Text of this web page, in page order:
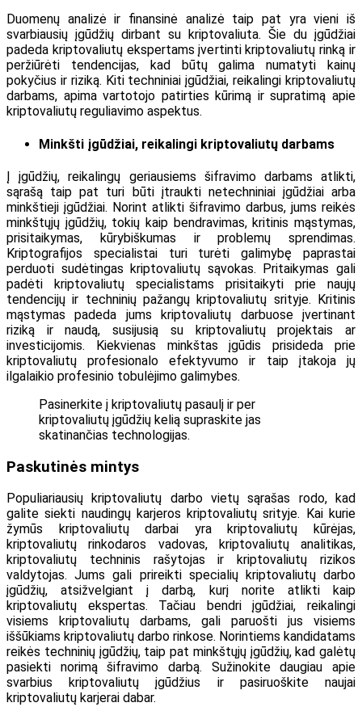
Duomenų analizė ir finansinė analizė taip pat yra vieni iš
svarbiausių įgūdžių dirbant su kriptovaliuta. Šie du įgūdžiai
padeda kriptovaliutų ekspertams įvertinti kriptovaliutų rinką ir
peržiūrėti tendencijas, kad būtų galima numatyti kainų
pokyčius ir riziką. Kiti techniniai įgūdžiai, reikalingi kriptovaliutų
darbams, apima vartotojo patirties kūrimą ir supratimą apie
kriptovaliutų reguliavimo aspektus.
Minkšti įgūdžiai, reikalingi kriptovaliutų darbams
Į įgūdžių, reikalingų geriausiems šifravimo darbams atlikti,
sąrašą taip pat turi būti įtraukti netechniniai įgūdžiai arba
minkštieji įgūdžiai. Norint atlikti šifravimo darbus, jums reikės
minkštųjų įgūdžių, tokių kaip bendravimas, kritinis mąstymas,
prisitaikymas, kūrybiškumas ir problemų sprendimas.
Kriptografijos specialistai turi turėti galimybę paprastai
perduoti sudėtingas kriptovaliutų sąvokas. Pritaikymas gali
padėti kriptovaliutų specialistams prisitaikyti prie naujų
tendencijų ir techninių pažangų kriptovaliutų srityje. Kritinis
mąstymas padeda jums kriptovaliutų darbuose įvertinant
riziką ir naudą, susijusią su kriptovaliutų projektais ar
investicijomis. Kiekvienas minkštas įgūdis prisideda prie
kriptovaliutų profesionalo efektyvumo ir taip įtakoja jų
ilgalaikio profesinio tobulėjimo galimybes.
Pasinerkite į kriptovaliutų pasaulį ir per
kriptovaliutų įgūdžių kelią supraskite jas
skatinančias technologijas.
Paskutinės mintys
Populiariausių kriptovaliutų darbo vietų sąrašas rodo, kad
galite siekti naudingų karjeros kriptovaliutų srityje. Kai kurie
žymūs kriptovaliutų darbai yra kriptovaliutų kūrėjas,
kriptovaliutų rinkodaros vadovas, kriptovaliutų analitikas,
kriptovaliutų techninis rašytojas ir kriptovaliutų rizikos
valdytojas. Jums gali prireikti specialių kriptovaliutų darbo
įgūdžių, atsižvelgiant į darbą, kurį norite atlikti kaip
kriptovaliutų ekspertas. Tačiau bendri įgūdžiai, reikalingi
visiems kriptovaliutų darbams, gali paruošti jus visiems
iššūkiams kriptovaliutų darbo rinkose. Norintiems kandidatams
reikės techninių įgūdžių, taip pat minkštųjų įgūdžių, kad galėtų
pasiekti norimą šifravimo darbą. Sužinokite daugiau apie
svarbius kriptovaliutų įgūdžius ir pasiruoškite naujai
kriptovaliutų karjerai dabar.